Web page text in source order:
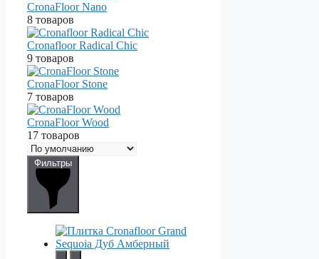
CronaFloor Nano
8 товаров
Cronafloor Radical Chiс
9 товаров
CronaFloor Stone
7 товаров
CronaFloor Wood
17 товаров
Фильтры